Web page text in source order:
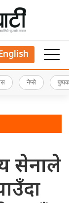
नेप्से
सेनाले